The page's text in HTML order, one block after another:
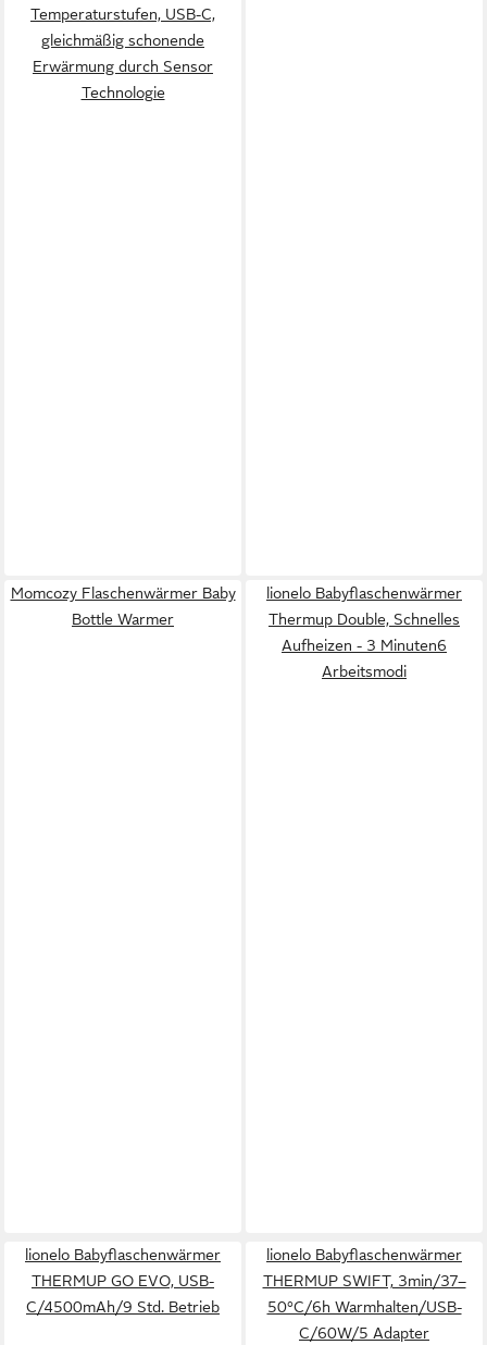
Temperaturstufen, USB-C,
gleichmäßig schonende
Erwärmung durch Sensor
Technologie
Momcozy Flaschenwärmer Baby
Bottle Warmer
lionelo Babyflaschenwärmer
Thermup Double, Schnelles
Aufheizen - 3 Minuten6
Arbeitsmodi
lionelo Babyflaschenwärmer
THERMUP GO EVO, USB-
C/4500mAh/9 Std. Betrieb
lionelo Babyflaschenwärmer
THERMUP SWIFT, 3min/37–
50°C/6h Warmhalten/USB-
C/60W/5 Adapter